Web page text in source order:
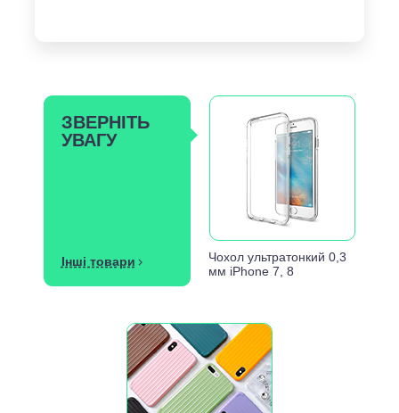
ЗВЕРНІТЬ
УВАГУ
Інші товари
Чохол ультратонкий 0,3
мм iPhone 7, 8